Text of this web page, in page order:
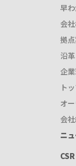
早
会
拠
沿革
企
ト
オ
会
ニ
CSR